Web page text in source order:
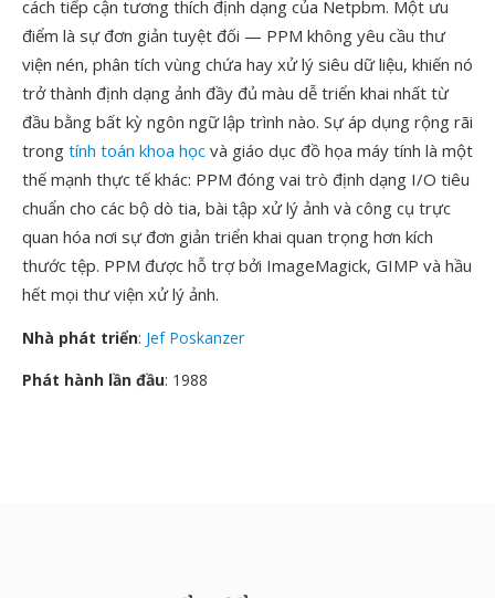
cách tiếp cận tương thích định dạng của Netpbm. Một ưu
điểm là sự đơn giản tuyệt đối — PPM không yêu cầu thư
viện nén, phân tích vùng chứa hay xử lý siêu dữ liệu, khiến nó
trở thành định dạng ảnh đầy đủ màu dễ triển khai nhất từ
đầu bằng bất kỳ ngôn ngữ lập trình nào. Sự áp dụng rộng rãi
trong tính toán khoa học và giáo dục đồ họa máy tính là một
thế mạnh thực tế khác: PPM đóng vai trò định dạng I/O tiêu
chuẩn cho các bộ dò tia, bài tập xử lý ảnh và công cụ trực
quan hóa nơi sự đơn giản triển khai quan trọng hơn kích
thước tệp. PPM được hỗ trợ bởi ImageMagick, GIMP và hầu
hết mọi thư viện xử lý ảnh.
Nhà phát triển: Jef Poskanzer
Phát hành lần đầu: 1988